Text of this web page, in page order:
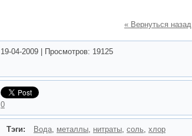
« Вернуться назад
19-04-2009 Просмотров: 19125
0
Тэги: Вода, металлы, нитраты, соль, хлор